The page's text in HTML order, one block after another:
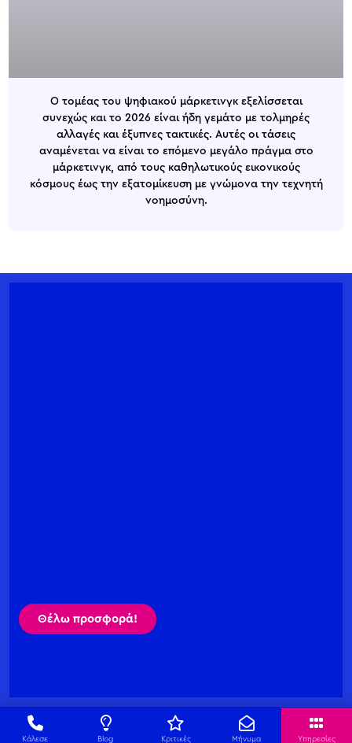
Ο τομέας του ψηφιακού μάρκετινγκ εξελίσσεται
συνεχώς και το 2026 είναι ήδη γεμάτο με τολμηρές
αλλαγές και έξυπνες τακτικές. Αυτές οι τάσεις
αναμένεται να είναι το επόμενο μεγάλο πράγμα στο
μάρκετινγκ, από τους καθηλωτικούς εικονικούς
κόσμους έως την εξατομίκευση με γνώμονα την τεχνητή
νοημοσύνη.
Θέλω προσφορά!
Κάλεσε Blog Κριτικές Μήνυμα Υπηρεσίες